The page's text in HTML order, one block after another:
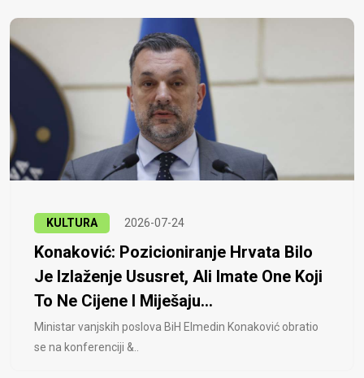
KULTURA 2026-07-24
Konaković: Pozicioniranje Hrvata Bilo
Je Izlaženje Ususret, Ali Imate One Koji
To Ne Cijene I Miješaju...
Ministar vanjskih poslova BiH Elmedin Konaković obratio
se na konferenciji &..